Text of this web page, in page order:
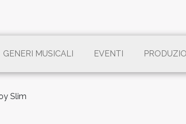
GENERI MUSICALI EVENTI
Slim